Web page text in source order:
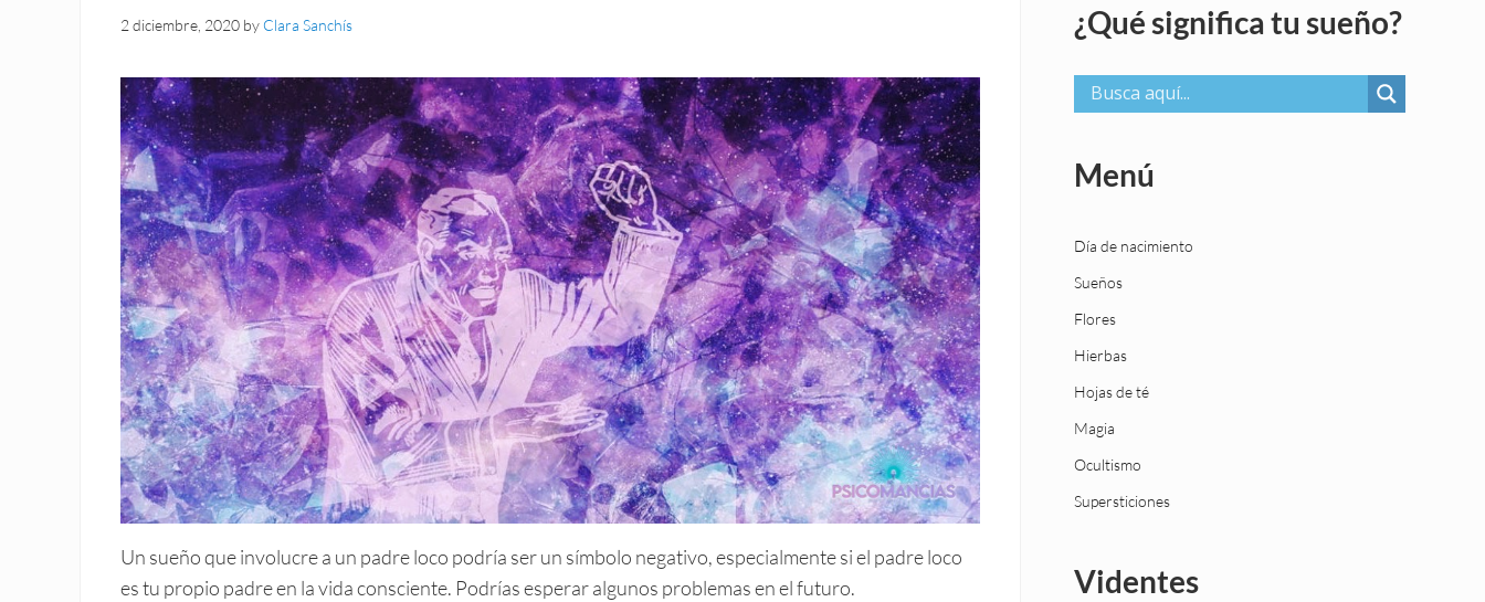
2 diciembre, 2020 by Clara Sanchís
Un sueño que involucre a un padre loco podría ser un símbolo negativo, especialmente si el padre loco
es tu propio padre en la vida consciente. Podrías esperar algunos problemas en el futuro.
¿Qué significa tu sueño?
Menú
Día de nacimiento
Sueños
Flores
Hierbas
Hojas de té
Magia
Ocultismo
Supersticiones
Videntes